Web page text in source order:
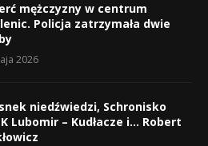
mężczyzny w centrum
Policja zatrzymała dwie
2026
niedźwiedzi, Schronisko
Lubomir – Kudłacze i… Robert